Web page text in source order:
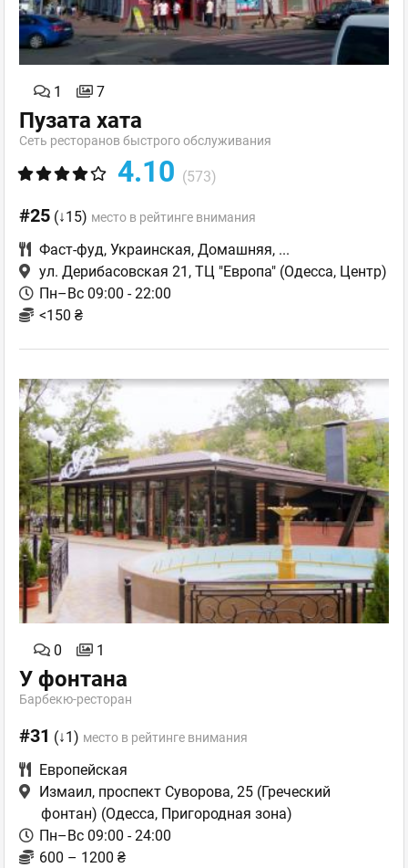
1 7
Пузата хата
Сеть ресторанов быстрого обслуживания
4.10 (573)
#25 (↓15) место в рейтинге внимания
Фаст-фуд, Украинская, Домашняя, ...
ул. Дерибасовская 21, ТЦ "Европа" (Одесса, Центр)
Пн–Вс 09:00 - 22:00
<150 ₴
0 1
У фонтана
Барбекю-ресторан
#31 (↓1) место в рейтинге внимания
Европейская
Измаил, проспект Суворова, 25 (Греческий
фонтан) (Одесса, Пригородная зона)
Пн–Вс 09:00 - 24:00
600 – 1200 ₴